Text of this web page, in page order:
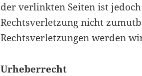
der verlinkten Seiten ist
Rechtsverletzung nicht
Rechtsverletzungen werden
Urheberrecht